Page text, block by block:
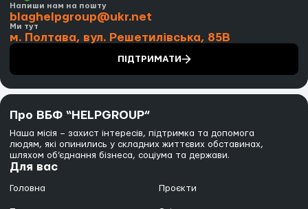
Напиши нам на пошту
blaghelpgroup@ukr.net
Ми тут
м. Полтава, вул. Решетилівська, 85В
ПІДТРИМАТИ
Про ВБФ “HELPGROUP”
Наша місія – захист інтересів, підтримка та допомога
людям, які опинились у складних життєвих обставинах,
шляхом об’єднання бізнеса, соціума та держави.
Для вас
Головна Проєкти